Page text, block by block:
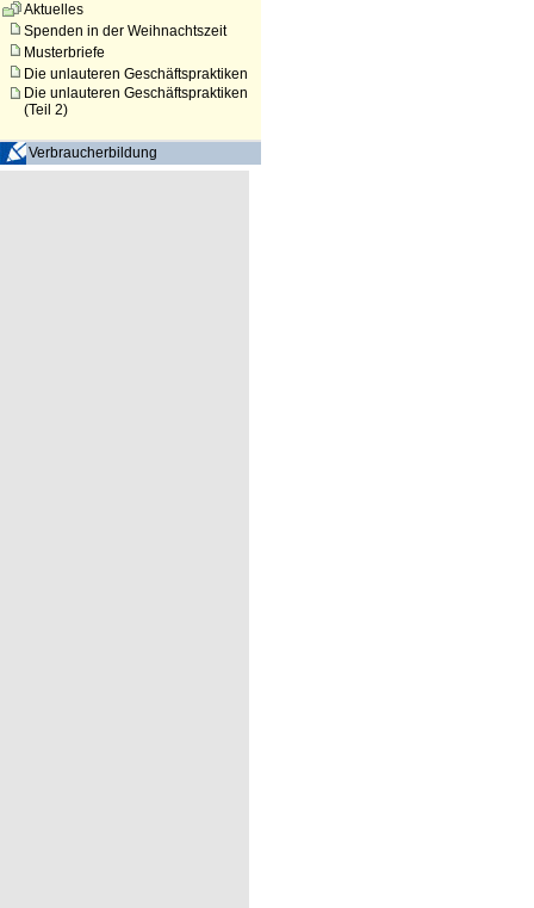
Aktuelles
Spenden in der Weihnachtszeit
Musterbriefe
Die unlauteren Geschäftspraktiken
Die unlauteren Geschäftspraktiken
(Teil 2)
Verbraucherbildung